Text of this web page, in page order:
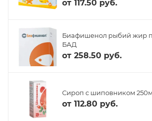
от 117.50 руб.
Биафишенол рыбий жир
БАД
от 258.50 руб.
Сироп с шиповником
от 112.80 руб.